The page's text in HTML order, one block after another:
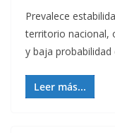
Prevalece
territorio nacional,
y baja
Leer más...